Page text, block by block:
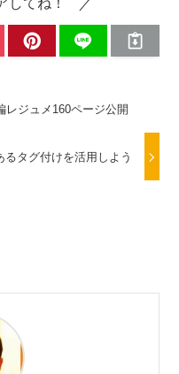
レジュメ160ページ公開
タグ付けを活用しよう